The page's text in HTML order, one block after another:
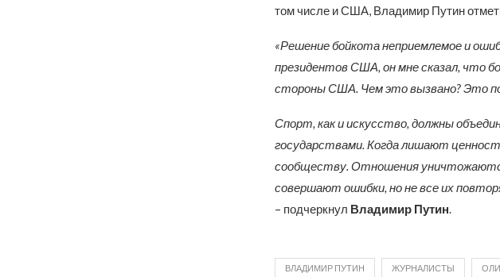
том числе и США, Владимир Путин
«Решение бойкота неприемлемое и
президентов США, он мне сказал, что
стороны США. Чем это вызвано? Это
Спорт, как и искусство, должны
государствами. Когда лишают
сообществу. Отношения
совершают ошибки, но не все их
– подчеркнул Владимир Путин.
ВЛАДИМИР ПУТИН ЖУРНАЛИСТЫ